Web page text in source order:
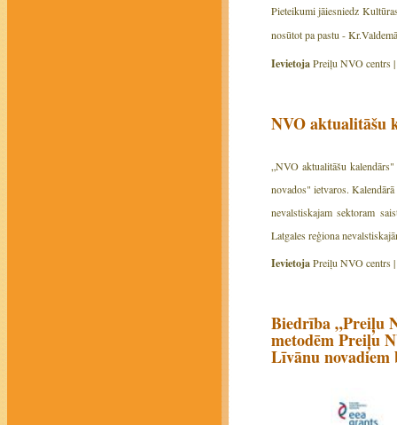
Pieteikumi jāiesniedz
nosūtot pa pastu -
IevietojaPreiļu NVO centrs |
NVO aktualitāšu
„NVO aktualitāšu
novados" ietvaros.
nevalstiskajam sektoram
Latgales reģiona
IevietojaPreiļu NVO centrs |
Biedrība „Preiļu
metodēm Preiļu
Līvānu novadiem